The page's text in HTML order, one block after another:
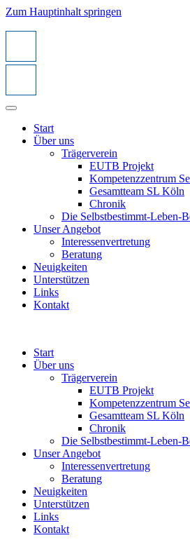
Zum Hauptinhalt springen
Start
Über uns
Trägerverein
EUTB Projekt
Kompetenzzentrum
Gesamtteam SL Köln
Chronik
Die Selbstbestimmt-Leben-
Unser Angebot
Interessenvertretung
Beratung
Neuigkeiten
Unterstützen
Links
Kontakt
Start
Über uns
Trägerverein
EUTB Projekt
Kompetenzzentrum
Gesamtteam SL Köln
Chronik
Die Selbstbestimmt-Leben-
Unser Angebot
Interessenvertretung
Beratung
Neuigkeiten
Unterstützen
Links
Kontakt